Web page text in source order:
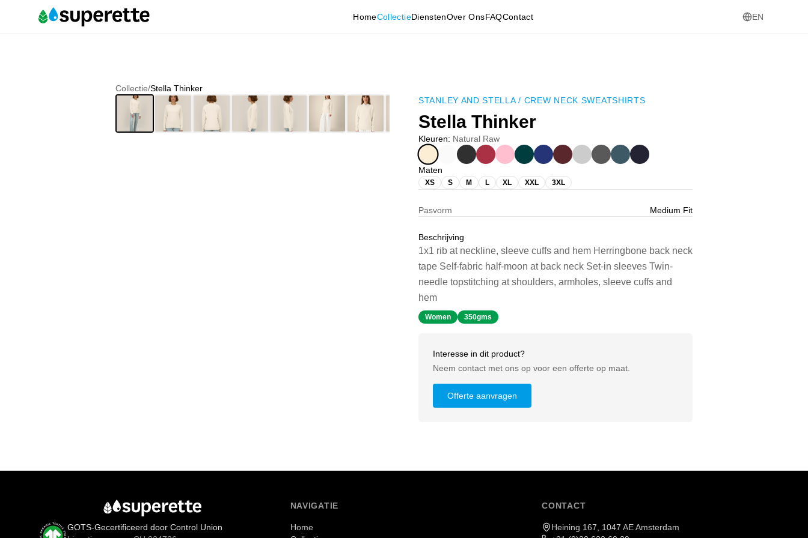
HomeCollectieDienstenOver OnsFAQContact EN
Collectie/Stella Thinker
STANLEY AND STELLA/ CREW NECK SWEATSHIRTS
Stella Thinker
Kleuren: Natural Raw
Maten
XS S M L XL XXL 3XL
Pasvorm Medium Fit
Beschrijving
1x1 rib at neckline, sleeve cuffs and hem Herringbone back neck
tape Self-fabric half-moon at back neck Set-in sleeves Twin-
needle topstitching at shoulders, armholes, sleeve cuffs and
hem
Women 350gms
Interesse in dit product?
Neem contact met ons op voor een offerte op maat.
Offerte aanvragen
GOTS-Gecertificeerd door Control Union
NAVIGATIE
Home
CONTACT
Heining 167, 1047 AE Amsterdam